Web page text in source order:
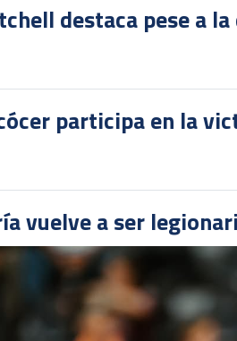
destaca pese a
participa en la
vuelve a ser